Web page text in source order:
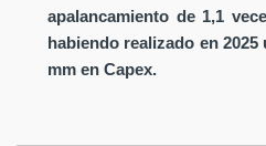
apalancamiento de 1,1
habiendo realizado en
mm en Capex.